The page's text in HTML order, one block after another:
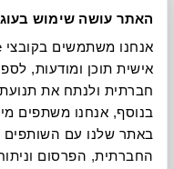
האתר עושה שימוש
אישית תוכן ומודעות,
חברתית ולנתח את
בנוסף, אנחנו משתפים
באתר שלנו עם השותפים
החברתית, הפרסום
להדמיית AI Design
תוכלו למצוא אותי ב: